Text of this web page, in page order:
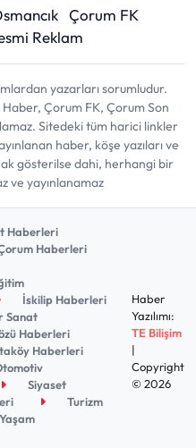
Çorum FK
Reklam
yazarları sorumludur.
Çorum FK, Çorum Son
Sitedeki tüm harici linkler
haber, köşe yazıları ve
gösterilse dahi, herhangi bir
ve yayınlanamaz
Haberleri
Haberleri
İskilip Haberleri
Sanat
Haberleri
Haberleri
Siyaset
Turizm
Yaşam
Haber
Yazılımı:
TE Bilişim
|
Copyright
© 2026